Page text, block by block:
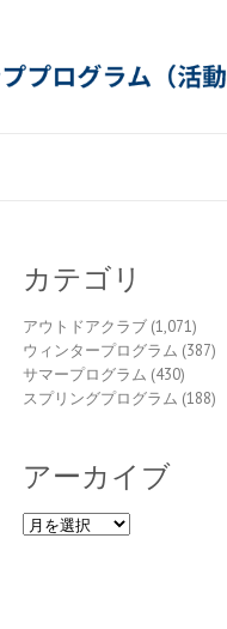
カテゴリ
アウトドアクラブ (1,071)
ウィンタープログラム (387)
サマープログラム (430)
スプリングプログラム (188)
アーカイブ
ア